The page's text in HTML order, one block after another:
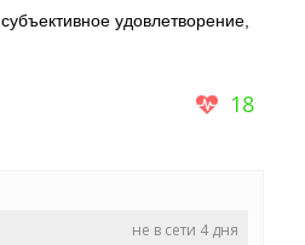
субъективное удовлетворение,
18
не в сети 4 дня